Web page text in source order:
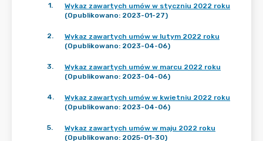
1.
Wykaz zawartych umów w styczniu 2022 roku
(Opublikowano: 2023-01-27)
2.
Wykaz zawartych umów w lutym 2022 roku
(Opublikowano: 2023-04-06)
3.
Wykaz zawartych umów w marcu 2022 roku
(Opublikowano: 2023-04-06)
4.
Wykaz zawartych umów w kwietniu 2022 roku
(Opublikowano: 2023-04-06)
5.
Wykaz zawartych umów w maju 2022 roku
(Opublikowano: 2025-01-30)